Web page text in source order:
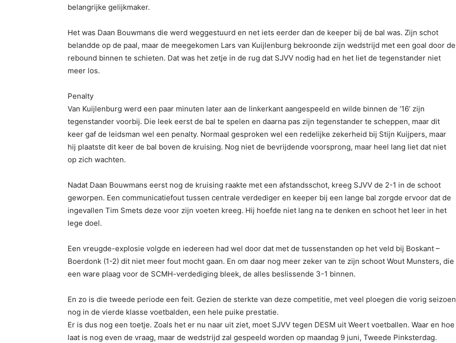
belangrijke gelijkmaker.
Het was Daan Bouwmans die werd weggestuurd en net iets eerder dan de keeper bij de bal was. Zijn schot
belandde op de paal, maar de meegekomen Lars van Kuijlenburg bekroonde zijn wedstrijd met een goal door de
rebound binnen te schieten. Dat was het zetje in de rug dat SJVV nodig had en het liet de tegenstander niet
meer los.
Penalty
Van Kuijlenburg werd een paar minuten later aan de linkerkant aangespeeld en wilde binnen de ‘16’ zijn
tegenstander voorbij. Die leek eerst de bal te spelen en daarna pas zijn tegenstander te scheppen, maar dit
keer gaf de leidsman wel een penalty. Normaal gesproken wel een redelijke zekerheid bij Stijn Kuijpers, maar
hij plaatste dit keer de bal boven de kruising. Nog niet de bevrijdende voorsprong, maar heel lang liet dat niet
op zich wachten.
Nadat Daan Bouwmans eerst nog de kruising raakte met een afstandsschot, kreeg SJVV de 2-1 in de schoot
geworpen. Een communicatiefout tussen centrale verdediger en keeper bij een lange bal zorgde ervoor dat de
ingevallen Tim Smets deze voor zijn voeten kreeg. Hij hoefde niet lang na te denken en schoot het leer in het
lege doel.
Een vreugde-explosie volgde en iedereen had wel door dat met de tussenstanden op het veld bij Boskant –
Boerdonk (1-2) dit niet meer fout mocht gaan. En om daar nog meer zeker van te zijn schoot Wout Munsters, die
een ware plaag voor de SCMH-verdediging bleek, de alles beslissende 3-1 binnen.
En zo is die tweede periode een feit. Gezien de sterkte van deze competitie, met veel ploegen die vorig seizoen
nog in de vierde klasse voetbalden, een hele puike prestatie.
Er is dus nog een toetje. Zoals het er nu naar uit ziet, moet SJVV tegen DESM uit Weert voetballen. Waar en hoe
laat is nog even de vraag, maar de wedstrijd zal gespeeld worden op maandag 9 juni, Tweede Pinksterdag.